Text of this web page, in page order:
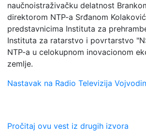
naučnoistraživačku delatnost
direktorom NTP-a Srđanom
predstavnicima Instituta za
Instituta za ratarstvo i povrtarstvo
NTP-a u celokupnom inovacionom
zemlje.
Nastavak na Radio Televizija
Pročitaj ovu vest iz drugih izvora